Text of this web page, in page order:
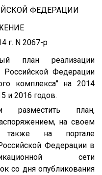
ФЕДЕРАЦИИ
г. N 2067-р
план реализации
Российской Федерации
комплекса" на 2014
и 2016 годов.
разместить план,
на своем
также на портале
Федерации в
сети
со дня опубликования